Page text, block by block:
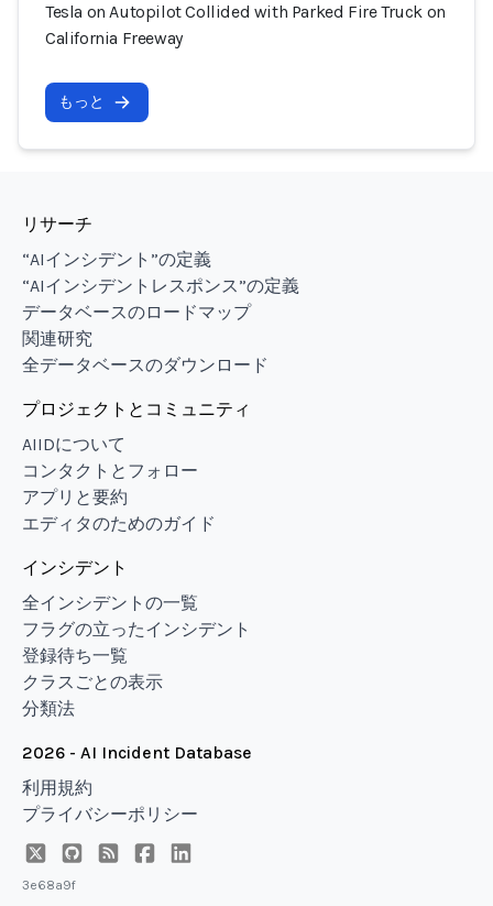
Tesla on Autopilot Collided with Parked Fire Truck on
California Freeway
もっと
リサーチ
“AIインシデント”の定義
“AIインシデントレスポンス”の定義
データベースのロードマップ
関連研究
全データベースのダウンロード
プロジェクトとコミュニティ
AIIDについて
コンタクトとフォロー
アプリと要約
エディタのためのガイド
インシデント
全インシデントの一覧
フラグの立ったインシデント
登録待ち一覧
クラスごとの表示
分類法
2026 - AI Incident Database
利用規約
プライバシーポリシー
3e68a9f